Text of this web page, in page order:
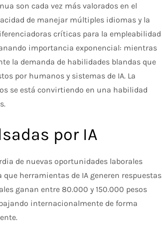
son cada vez más valorados en el
de manejar múltiples idiomas y la
críticas para la empleabilidad
importancia exponencial: mientras
la demanda de habilidades blandas que
por humanos y sistemas de IA. La
se está convirtiendo en una habilidad
por IA
de nuevas oportunidades laborales
herramientas de IA generen respuestas
ganan entre 80.000 y 150.000 pesos
internacionalmente de forma